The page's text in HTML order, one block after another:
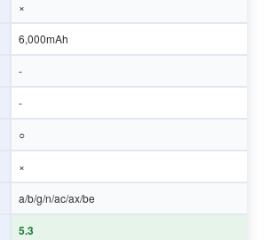
×
6,000mAh
-
-
○
×
a/b/g/n/ac/ax/be
5.3